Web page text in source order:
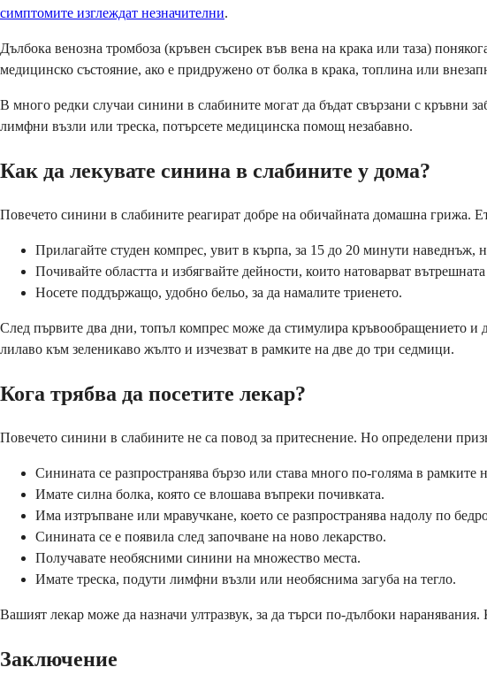
симптомите изглеждат незначителни.
Дълбока венозна тромбоза (кръвен съсирек във вена на крака или таза)
медицинско състояние, ако е придружено от болка в крака, топлина или
В много редки случаи синини в слабините могат да бъдат свързани с кръвни
лимфни възли или треска, потърсете медицинска помощ незабавно.
Как да лекувате синина в слабините у дома?
Повечето синини в слабините реагират добре на обичайната домашна грижа.
Прилагайте студен компрес, увит в кърпа, за 15 до 20 минути наведнъж,
Почивайте областта и избягвайте дейности, които натоварват
Носете поддържащо, удобно бельо, за да намалите триенето.
След първите два дни, топъл компрес може да стимулира кръвообращението и
лилаво към зеленикаво жълто и изчезват в рамките на две до три седмици.
Кога трябва да посетите лекар?
Повечето синини в слабините не са повод за притеснение. Но определени
Синината се разпространява бързо или става много по-голяма в рамките
Имате силна болка, която се влошава въпреки почивката.
Има изтръпване или мравучкане, което се разпространява надолу по
Синината се е появила след започване на ново лекарство.
Получавате необясними синини на множество места.
Имате треска, подути лимфни възли или необяснима загуба на тегло.
Вашият лекар може да назначи ултразвук, за да търси по-дълбоки
Заключение